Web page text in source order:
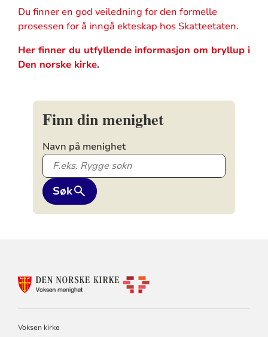
Du finner en god veiledning for den formelle
prosessen for å inngå ekteskap hos Skatteetaten.
Her finner du utfyllende informasjon om bryllup i
Den norske kirke.
Finn din menighet
Navn på menighet
Søk
KONTAKTINFORMASJON
Voksen kirke